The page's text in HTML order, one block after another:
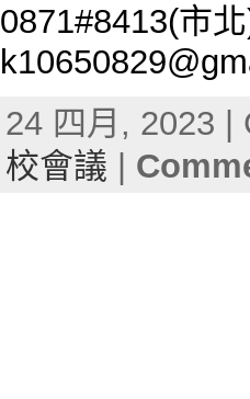
0871#8413(市
24 四月, 2023
校會議 |